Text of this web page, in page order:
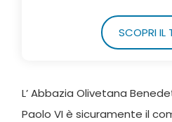
SCOPRI IL
L’ Abbazia Olivetana
Paolo VI è sicuramente il